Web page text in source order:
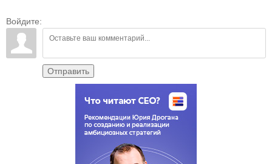
Войдите:
Отправить